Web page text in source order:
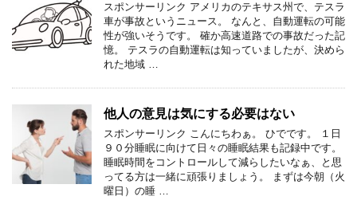
スポンサーリンク アメリカのテキサス州で、テスラ
車が事故というニュース。 なんと、自動運転の可能
性が強いそうです。 確か高速道路での事故だった記
憶。 テスラの自動運転は知っていましたが、決めら
れた地域 …
他人の意見は気にする必要はない
スポンサーリンク こんにちわぁ。 ひでです。 １日
９０分睡眠に向けて日々の睡眠結果も記録中です。
睡眠時間をコントロールして減らしたいなぁ、と思
ってる方は一緒に頑張りましょう。 まずは今朝（火
曜日）の睡 …